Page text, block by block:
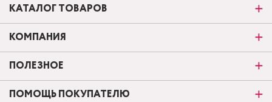
КАТАЛОГ ТОВАРОВ
КОМПАНИЯ
ПОЛЕЗНОЕ
ПОМОЩЬ ПОКУПАТЕЛЮ